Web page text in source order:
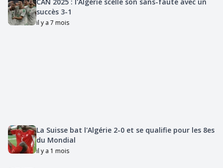
succès 3-1
il y a 7 mois
La Suisse bat l'Algérie 2-0 et se qualifie pour les 8es
du Mondial
il y a 1 mois